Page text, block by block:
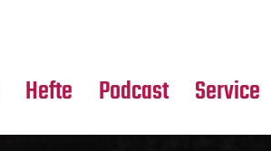
Hefte Podcast Service